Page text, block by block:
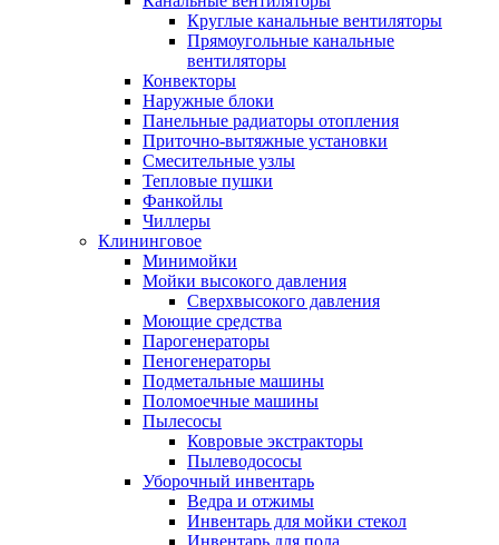
Круглые канальные вентиляторы
Прямоугольные канальные
вентиляторы
Конвекторы
Наружные блоки
Панельные радиаторы отопления
Приточно-вытяжные установки
Смесительные узлы
Тепловые пушки
Фанкойлы
Чиллеры
Клининговое
Минимойки
Мойки высокого давления
Сверхвысокого давления
Моющие средства
Парогенераторы
Пеногенераторы
Подметальные машины
Поломоечные машины
Пылесосы
Ковровые экстракторы
Пылеводососы
Уборочный инвентарь
Ведра и отжимы
Инвентарь для мойки стекол
Инвентарь для пола